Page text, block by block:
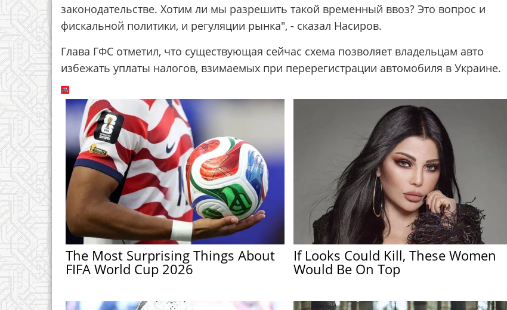
законодательстве. Хотим ли мы разрешить такой временный ввоз? Это вопрос и
фискальной политики, и регуляции рынка", - сказал Насиров.
Глава ГФС отметил, что существующая сейчас схема позволяет владельцам авто
избежать уплаты налогов, взимаемых при перерегистрации автомобиля в Украине.
The Most Surprising Things About
FIFA World Cup 2026
If Looks Could Kill, These Women
Would Be On Top